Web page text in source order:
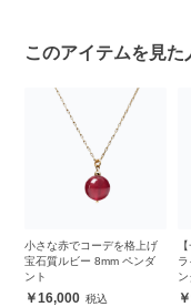
このアイテムを見
小さな赤でコーデを格上げ
宝石質ルビー 8mm ペンダ
ント
16,000
ン